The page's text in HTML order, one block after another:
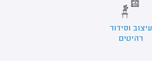
עיצוב וסידור
רהיטים